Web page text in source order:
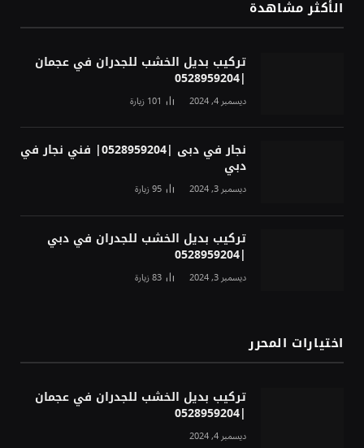
الأكثر مشاهدة
تركيب بديل الخشب للجدران في عجمان
|0528959204
ديسمبر 4, 2024 101زيارة
نجار في دبى |0528959204| فني نجار في
دبي
ديسمبر 3, 2024 95زيارة
تركيب بديل الخشب للجدران في دبي
|0528959204
ديسمبر 3, 2024 83زيارة
اختيارات المحرر
تركيب بديل الخشب للجدران في عجمان
|0528959204
ديسمبر 4, 2024